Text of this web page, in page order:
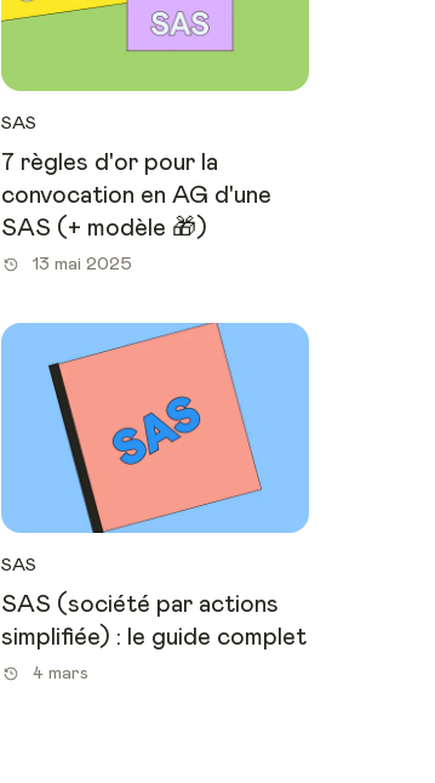
SAS
7 règles d'or pour la
convocation en AG d'une
SAS (+ modèle 🎁)
13 mai 2025
SAS
SAS (société par actions
simplifiée) : le guide complet
4 mars